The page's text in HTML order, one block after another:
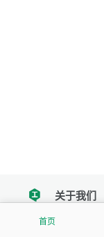
首页
tencent关于我们
我们努力把每一个